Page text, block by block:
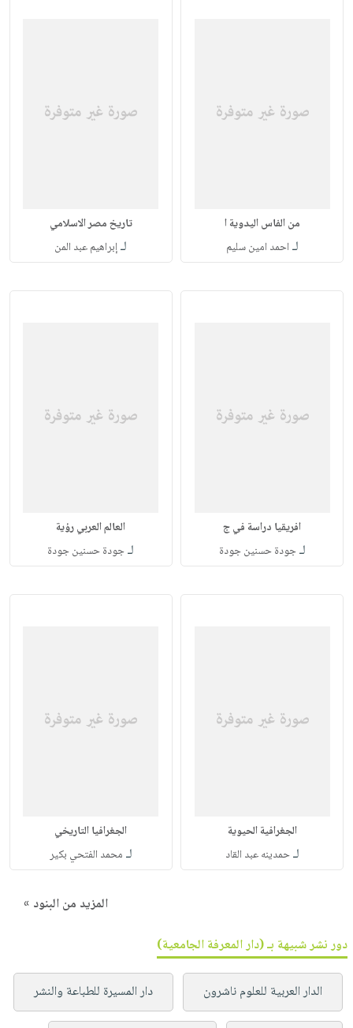
من الفاس اليدوية ا
لـ احمد امين سليم
تاريخ مصر الاسلامي
لـإبراهيم عبد المن
افريقيا دراسة في ج
لـجودة حسنين جودة
العالم العربي رؤية
لـجودة حسنين جودة
الجغرافية الحيوية
لـحمدينه عبد القاد
الجغرافيا التاريخي
لـ محمد الفتحي بكير
المزيد من البنود »
دور نشر شبيهة بـ (دار المعرفة الجامعية)
الدار العربية للعلوم ناشرون دار المسيرة للطباعة والنشر